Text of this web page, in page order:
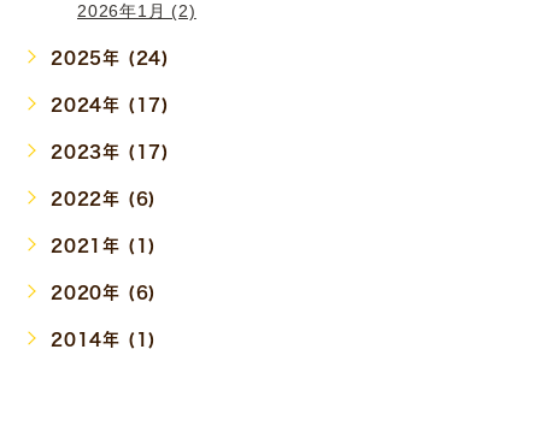
2026年1月 (2)
2025年 (24)
2024年 (17)
2023年 (17)
2022年 (6)
2021年 (1)
2020年 (6)
2014年 (1)